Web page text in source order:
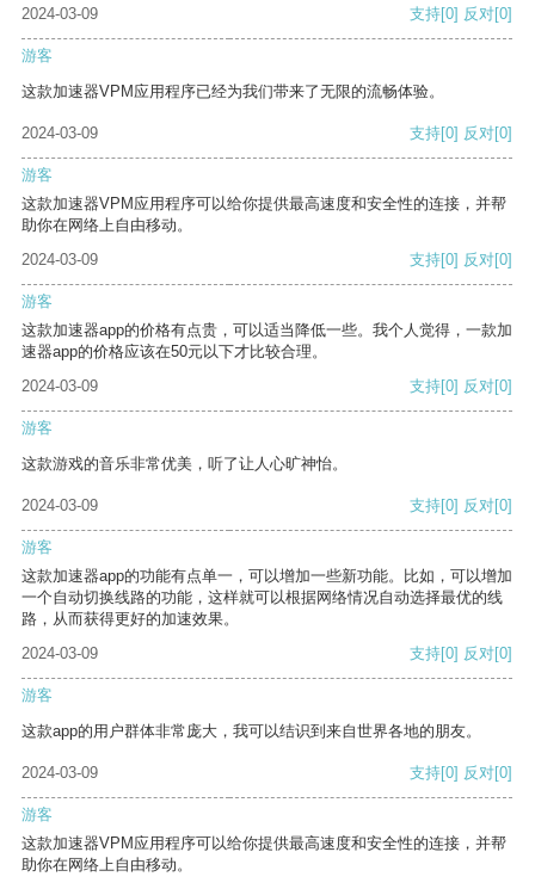
2024-03-09 支持[0] 反对[0]
游客
这款加速器VPM应用程序已经为我们带来了无限的流畅体验。
2024-03-09 支持[0] 反对[0]
游客
这款加速器VPM应用程序可以给你提供最高速度和安全性的连接，并帮
助你在网络上自由移动。
2024-03-09
支持[0] 反对[0]
游客
这款加速器app的价格有点贵，可以适当降低一些。我个人觉得，一款加
速器app的价格应该在50元以下才比较合理。
2024-03-09
支持[0] 反对[0]
游客
这款游戏的音乐非常优美，听了让人心旷神怡。
2024-03-09 支持[0] 反对[0]
游客
这款加速器app的功能有点单一，可以增加一些新功能。比如，可以增加
一个自动切换线路的功能，这样就可以根据网络情况自动选择最优的线
路，从而获得更好的加速效果。
2024-03-09
支持[0] 反对[0]
游客
这款app的用户群体非常庞大，我可以结识到来自世界各地的朋友。
2024-03-09 支持[0] 反对[0]
游客
这款加速器VPM应用程序可以给你提供最高速度和安全性的连接，并帮
助你在网络上自由移动。